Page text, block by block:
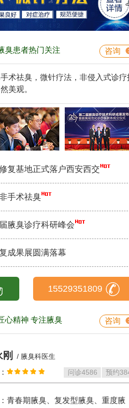
臭患者热门关注 咨询
术祛臭，微针疗法，非侵入式诊疗
美观。
复基地正式落户西安西交
手术祛臭
腋臭诊疗科研峰会
成果展圆满落幕
15529351809
心精神 专注腋臭 咨询
/ 腋臭科医生
问诊4586 预约
青春期腋臭、复发型腋臭、重度腋